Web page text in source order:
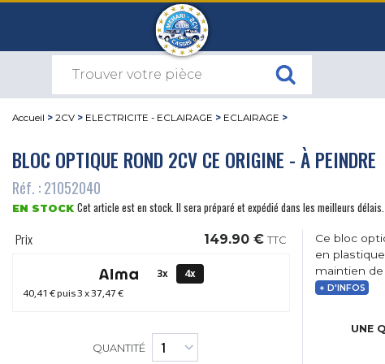
Accueil > 2CV > ELECTRICITE - ECLAIRAGE > ECLAIRAGE >
BLOC OPTIQUE ROND 2CV CE ORIGINE - À PEINDRE
Réf. : 21052040
EN STOCK Cet article est en stock. Il sera préparé et expédié dans les meilleurs délais.
Prix 149.90 € TTC
3x
4x
40,41 €puis 3 x37,47 €
QUANTITÉ
Ce bloc
en
maintien
+ D'INFOS
UNE